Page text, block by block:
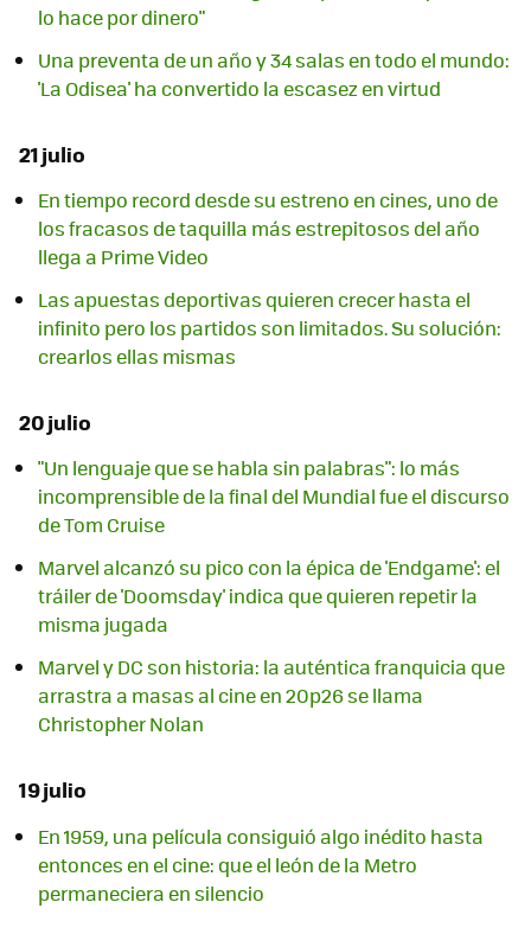
lo hace por dinero"
Una preventa de un año y 34 salas en todo el mundo:
'La Odisea' ha convertido la escasez en virtud
21 julio
En tiempo record desde su estreno en cines, uno de
los fracasos de taquilla más estrepitosos del año
llega a Prime Video
Las apuestas deportivas quieren crecer hasta el
infinito pero los partidos son limitados. Su solución:
crearlos ellas mismas
20 julio
"Un lenguaje que se habla sin palabras": lo más
incomprensible de la final del Mundial fue el discurso
de Tom Cruise
Marvel alcanzó su pico con la épica de 'Endgame': el
tráiler de 'Doomsday' indica que quieren repetir la
misma jugada
Marvel y DC son historia: la auténtica franquicia que
arrastra a masas al cine en 20p26 se llama
Christopher Nolan
19 julio
En 1959, una película consiguió algo inédito hasta
entonces en el cine: que el león de la Metro
permaneciera en silencio